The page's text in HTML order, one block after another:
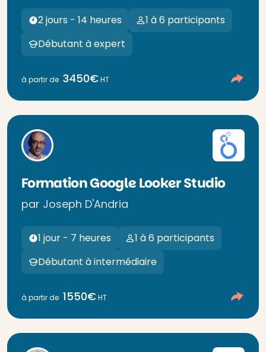
2 jours - 14 heures
1 à 6 participants
Débutant à expert
à partir de 3450€HT
Formation Google Looker Studio
par Joseph D'Andria
1 jour - 7 heures
1 à 6 participants
Débutant à intermédiaire
à partir de 1550€HT